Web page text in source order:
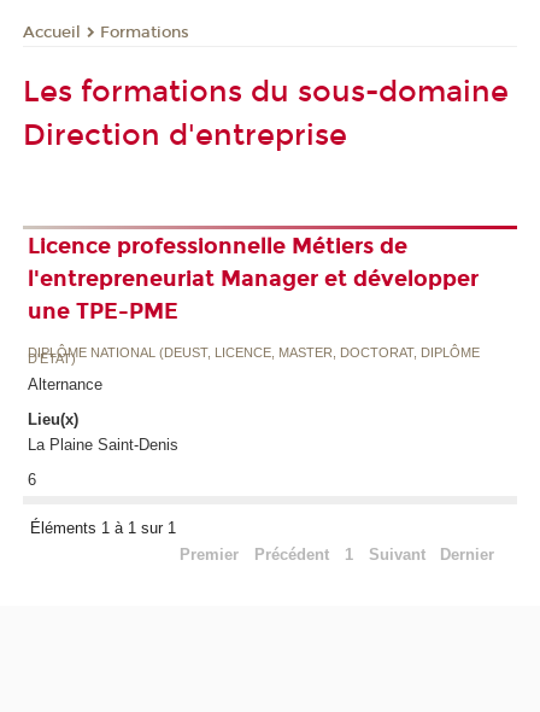
Accueil Formations
Les formations du sous-domaine
Direction d'entreprise
Licence professionnelle Métiers de
l'entrepreneuriat Manager et développer
une TPE-PME
DIPLÔME NATIONAL (DEUST, LICENCE, MASTER, DOCTORAT, DIPLÔME
D'ETAT)
Alternance
Lieu(x)
La Plaine Saint-Denis
6
Éléments 1 à 1 sur 1
Premier
Précédent 1 Suivant Dernier